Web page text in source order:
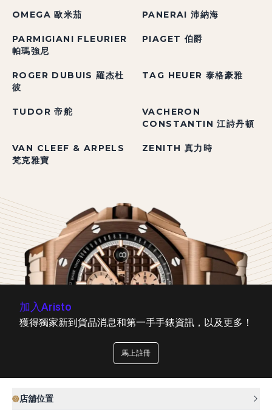
OMEGA 歐米茄 PANERAI 沛納海
PARMIGIANI FLEURIER
帕瑪強尼
PIAGET 伯爵
ROGER DUBUIS 羅杰杜
彼
TAG HEUER 泰格豪雅
TUDOR 帝舵
VACHERON
CONSTANTIN 江詩丹頓
VAN CLEEF & ARPELS
梵克雅寶
ZENITH 真力時
加入Aristo
獲得獨家新到貨品消息和第一手手錶資訊，以及更多！
馬上註冊
店舖位置